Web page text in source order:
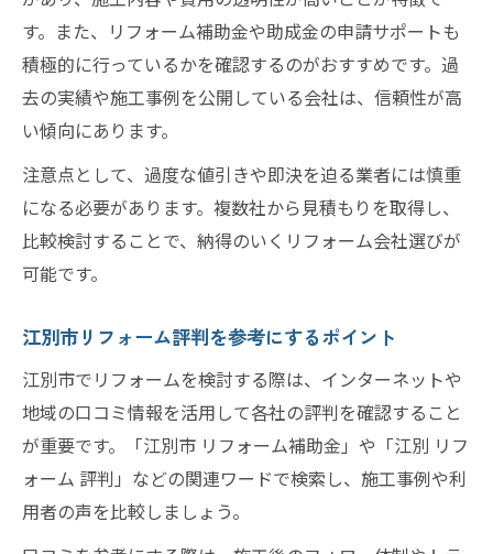
す。また、リフォーム補助金や助成金の申請サポートも
積極的に行っているかを確認するのがおすすめです。過
去の実績や施工事例を公開している会社は、信頼性が高
い傾向にあります。
注意点として、過度な値引きや即決を迫る業者には慎重
になる必要があります。複数社から見積もりを取得し、
比較検討することで、納得のいくリフォーム会社選びが
可能です。
江別市リフォーム評判を参考にするポイント
江別市でリフォームを検討する際は、インターネットや
地域の口コミ情報を活用して各社の評判を確認すること
が重要です。「江別市 リフォーム補助金」や「江別 リフ
ォーム 評判」などの関連ワードで検索し、施工事例や利
用者の声を比較しましょう。